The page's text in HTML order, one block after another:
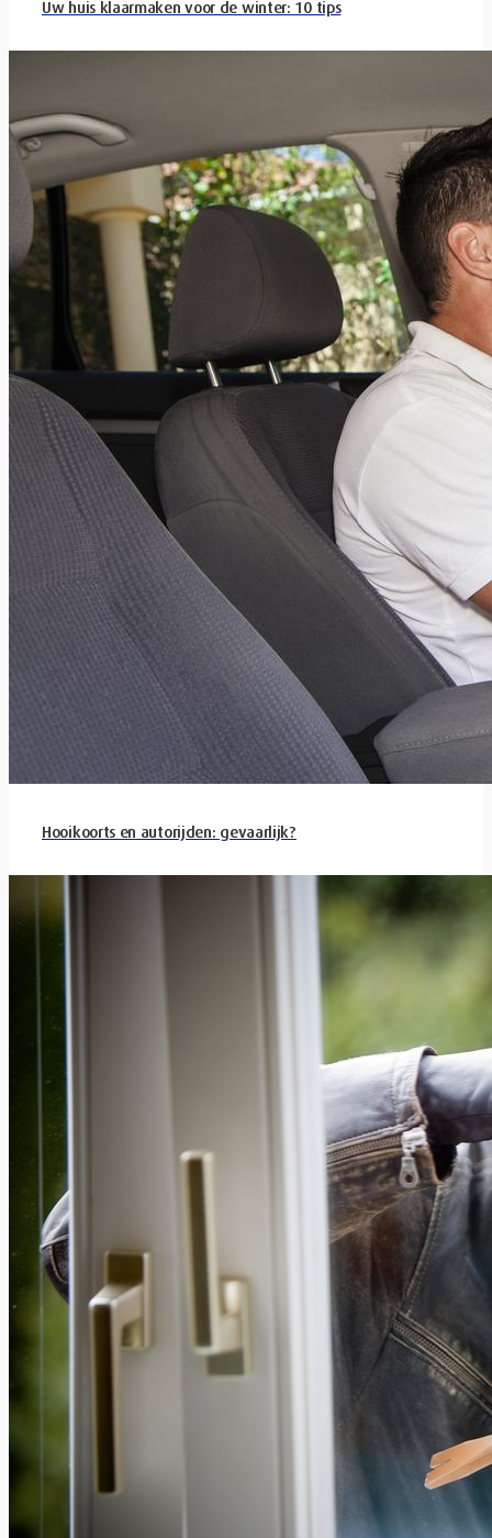
Uw huis klaarmaken voor de winter: 10 tips
Hooikoorts en autorijden: gevaarlijk?